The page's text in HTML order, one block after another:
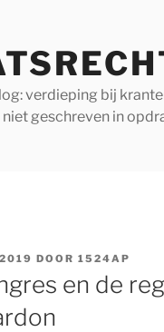
verdieping bij
niet geschreven in
DOOR 1524AP
en de